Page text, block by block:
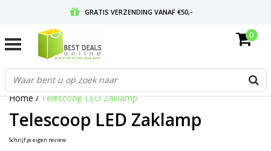
GRATIS VERZENDING VANAF €50,-
GRATIS RETOURNEREN EN 30 DAGEN BEDENKTIJD
0
Home/Telescoop LED Zaklamp
Telescoop LED Zaklamp
Schrijf je eigen review